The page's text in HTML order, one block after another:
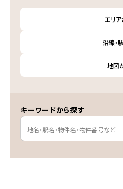
エリ
沿線・
地図
キーワードから探す